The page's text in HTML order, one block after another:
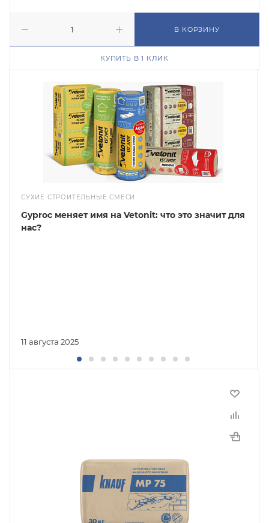
В КОРЗИНУ
КУПИТЬ В 1 КЛИК
СУХИЕ СТРОИТЕЛЬНЫЕ СМЕСИ
11 августа 2025
Gyproc меняет имя на Vetonit: что это значит для
нас?